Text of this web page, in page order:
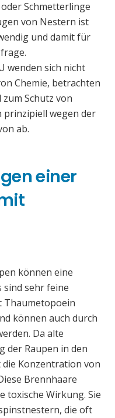
Schmetterlinge
von Nestern ist
und damit für
wenden sich nicht
Chemie, betrachten
Schutz von
prinzipiell wegen der
ab.
einer
können eine
sind sehr feine
Thaumetopoein
können auch durch
Da alte
der Raupen in den
Konzentration von
Brennhaare
toxische Wirkung. Sie
die oft